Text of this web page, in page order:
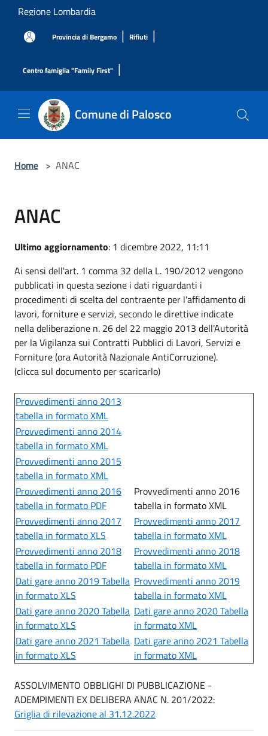
Salta al contenuto principale
Regione Lombardia
Provincia di Bergamo | Rifiuti |
Centro famiglia "Family First" |
Comune di Palosco
Home > ANAC
ANAC
Ultimo aggiornamento: 1 dicembre 2022, 11:11
Ai sensi dell'art. 1 comma 32 della L. 190/2012 vengono
pubblicati in questa sezione i dati riguardanti i
procedimenti di scelta del contraente per l'affidamento di
lavori, forniture e servizi, secondo le direttive indicate
nella deliberazione n. 26 del 22 maggio 2013 dell'Autorità
per la Vigilanza sui Contratti Pubblici di Lavori, Servizi e
Forniture (ora Autorità Nazionale AntiCorruzione).
(clicca sul documento per scaricarlo)
Provvedimenti anno 2013
tabella in formato XML
Provvedimenti anno 2014
tabella in formato XML
Provvedimenti anno 2015
tabella in formato XML
Provvedimenti anno 2016
tabella in formato PDF
Provvedimenti anno 2016
tabella in formato XML
Provvedimenti anno 2017
tabella in formato XLS
Provvedimenti anno 2017
tabella in formato XML
Provvedimenti anno 2018
tabella in formato PDF
Provvedimenti anno 2018
tabella in formato XML
Dati gare anno 2019 Tabella
in formato XLS
Provvedimenti anno 2019
tabella in formato XML
Dati gare anno 2020 Tabella
in formato XLS
Dati gare anno 2020 Tabella
in formato XML
Dati gare anno 2021 Tabella
in formato XLS
Dati gare anno 2021 Tabella
in formato XML
ASSOLVIMENTO OBBLIGHI DI PUBBLICAZIONE -
ADEMPIMENTI EX DELIBERA ANAC N. 201/2022:
Griglia di rilevazione al 31.12.2022